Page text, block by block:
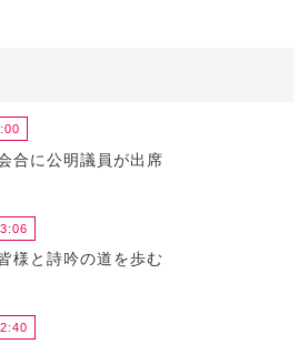
合に公明議員が出席
様と詩吟の道を歩む